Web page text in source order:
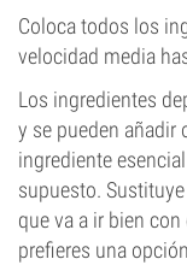
Coloca todos los
velocidad media
Los ingredientes
y se pueden añadir
ingrediente
supuesto.
que va a ir bien
prefieres una